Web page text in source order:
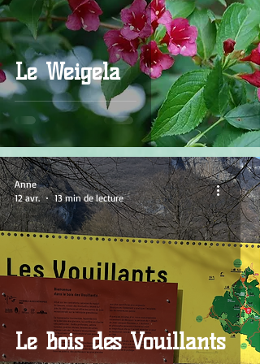
Le Weigela
Le Bois des Vouillants
Anne
12 avr.
13 min de lecture